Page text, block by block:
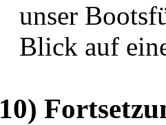
unser
Blick auf
10)